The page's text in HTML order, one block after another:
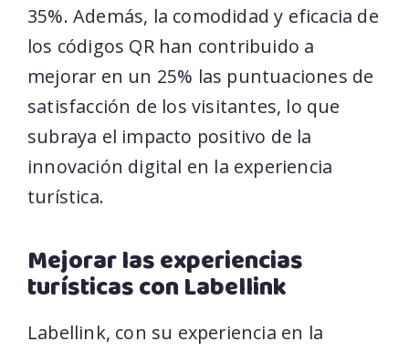
35%. Además, la comodidad y eficacia de
los códigos QR han contribuido a
mejorar en un 25% las puntuaciones de
satisfacción de los visitantes, lo que
subraya el impacto positivo de la
innovación digital en la experiencia
turística.
Mejorar las experiencias
turísticas con Labellink
Labellink, con su experiencia en la